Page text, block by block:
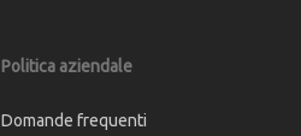
Politica aziendale
Domande frequenti